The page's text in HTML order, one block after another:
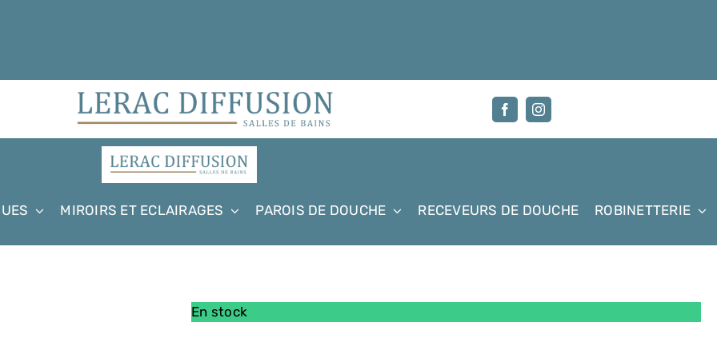
MIROIRS ET ECLAIRAGES PAROIS DE DOUCHE RECEVEURS DE DOUCHE ROBINETTERIE
En stock